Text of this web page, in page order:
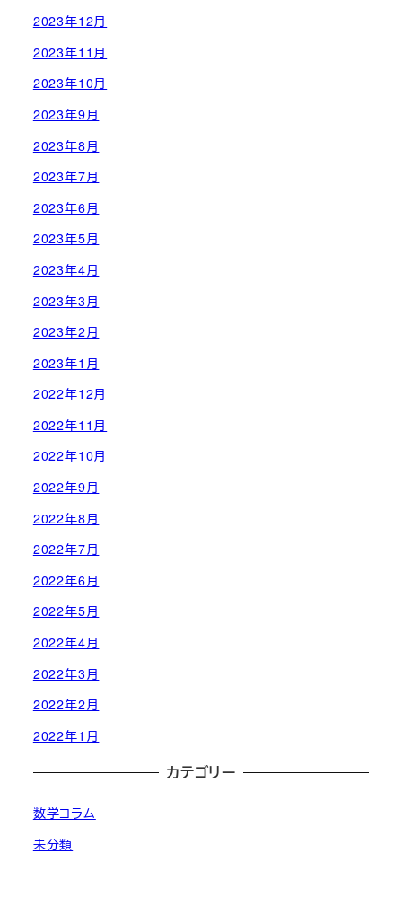
2023年12月
2023年11月
2023年10月
2023年9月
2023年8月
2023年7月
2023年6月
2023年5月
2023年4月
2023年3月
2023年2月
2023年1月
2022年12月
2022年11月
2022年10月
2022年9月
2022年8月
2022年7月
2022年6月
2022年5月
2022年4月
2022年3月
2022年2月
2022年1月
カテゴリー
数学コラム
未分類